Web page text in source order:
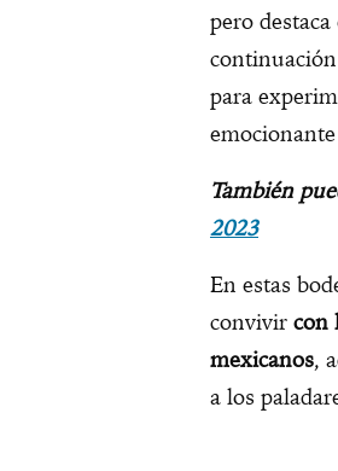
pero
para
También
2023
En estas
convivir con
mexicanos,
a los